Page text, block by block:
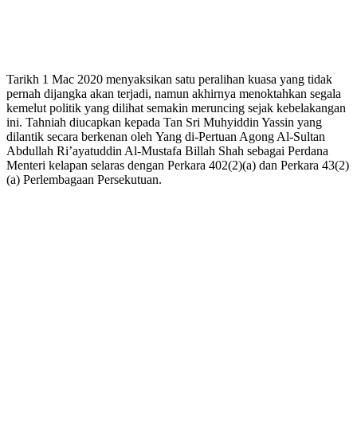
Tarikh 1 Mac 2020 menyaksikan satu peralihan kuasa yang tidak
pernah dijangka akan terjadi, namun akhirnya menoktahkan segala
kemelut politik yang dilihat semakin meruncing sejak kebelakangan
ini. Tahniah diucapkan kepada Tan Sri Muhyiddin Yassin yang
dilantik secara berkenan oleh Yang di-Pertuan Agong Al-Sultan
Abdullah Ri’ayatuddin Al-Mustafa Billah Shah sebagai Perdana
Menteri kelapan selaras dengan Perkara 402(2)(a) dan Perkara 43(2)
(a) Perlembagaan Persekutuan.